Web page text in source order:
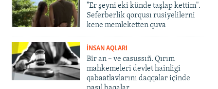
"Er şeyni eki künde taşlap kettim".
Seferberlik qorqusı rusiyelilerni
kene memleketten quva
İNSAN AQLARI
Bir an – ve casussıñ. Qırım
mahkemeleri devlet hainligi
qabaatlavlarını daqqalar içinde